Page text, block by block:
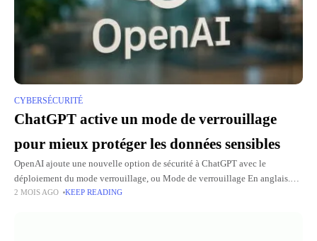
CYBERSÉCURITÉ
ChatGPT active un mode de verrouillage
pour mieux protéger les données sensibles
OpenAI ajoute une nouvelle option de sécurité à ChatGPT avec le
déploiement du mode verrouillage, ou Mode de verrouillage En anglais.
Cette fonctionnalité vise à mieux protéger les utilisateurs les
2 MOIS AGO KEEP READING